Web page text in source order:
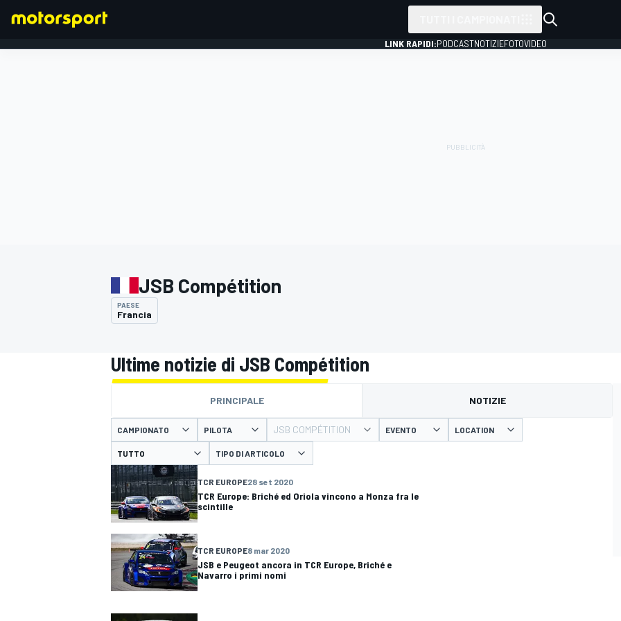
MOTOGP
WRC
LINK RAPIDI:PODCASTNOTIZIEFOTOVIDEO
JSB Compétition
PAESE
Francia
Ultime notizie di JSB Compétition
PRINCIPALE NOTIZIE
CAMPIONATO PILOTA JSB COMPÉTITION EVENTO LOCATION
TIPO DI ARTICOLO
TCR EUROPE28 set 2020
TCR Europe: Briché ed Oriola vincono a Monza fra le
scintille
TCR EUROPE8 mar 2020
JSB e Peugeot ancora in TCR Europe, Briché e
Navarro i primi nomi